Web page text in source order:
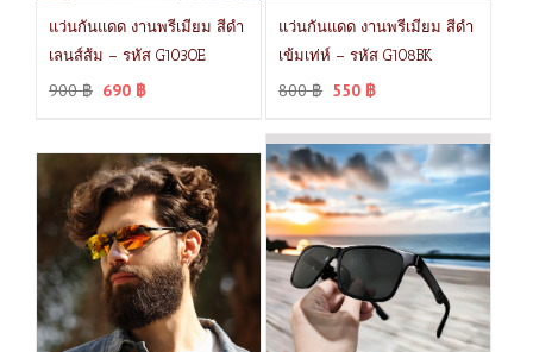
แว่นกันแดด งานพรีเมียม สีดำ
เลนส์ส้ม – รหัส G103OE
900฿ 690 ฿
แว่นกันแดด งานพรีเมียม สีดำ
เข้มเท่ห์ – รหัส G108BK
800฿ 550 ฿